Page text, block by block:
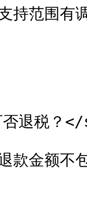
持范围有
退税？
款金额不